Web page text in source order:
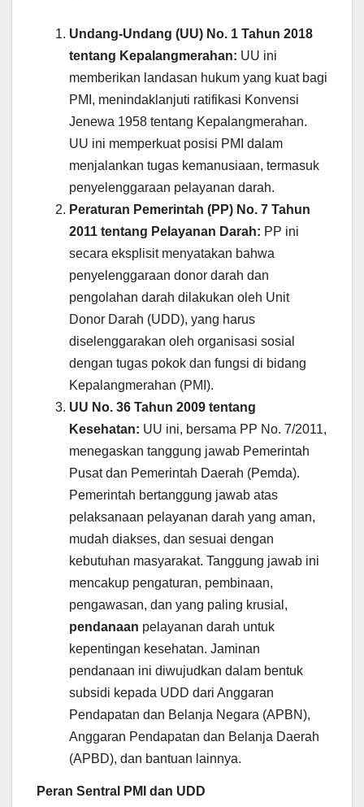
Undang-Undang (UU) No. 1 Tahun 2018
tentang Kepalangmerahan: UU ini
memberikan landasan hukum yang kuat bagi
PMI, menindaklanjuti ratifikasi Konvensi
Jenewa 1958 tentang Kepalangmerahan.
UU ini memperkuat posisi PMI dalam
menjalankan tugas kemanusiaan, termasuk
penyelenggaraan pelayanan darah.
Peraturan Pemerintah (PP) No. 7 Tahun
2011 tentang Pelayanan Darah: PP ini
secara eksplisit menyatakan bahwa
penyelenggaraan donor darah dan
pengolahan darah dilakukan oleh Unit
Donor Darah (UDD), yang harus
diselenggarakan oleh organisasi sosial
dengan tugas pokok dan fungsi di bidang
Kepalangmerahan (PMI).
UU No. 36 Tahun 2009 tentang
Kesehatan: UU ini, bersama PP No. 7/2011,
menegaskan tanggung jawab Pemerintah
Pusat dan Pemerintah Daerah (Pemda).
Pemerintah bertanggung jawab atas
pelaksanaan pelayanan darah yang aman,
mudah diakses, dan sesuai dengan
kebutuhan masyarakat. Tanggung jawab ini
mencakup pengaturan, pembinaan,
pengawasan, dan yang paling krusial,
pendanaan pelayanan darah untuk
kepentingan kesehatan. Jaminan
pendanaan ini diwujudkan dalam bentuk
subsidi kepada UDD dari Anggaran
Pendapatan dan Belanja Negara (APBN),
Anggaran Pendapatan dan Belanja Daerah
(APBD), dan bantuan lainnya.
Peran Sentral PMI dan UDD